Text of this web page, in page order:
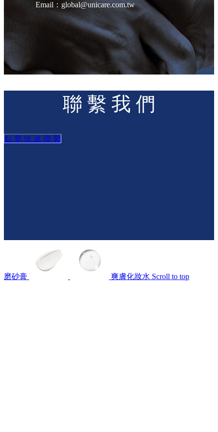
Email：global@unicare.com.tw
聯 繫 我 們
點 擊 快 速 聯 繫
磨砂膏 爽膚化妝水 Scroll to top